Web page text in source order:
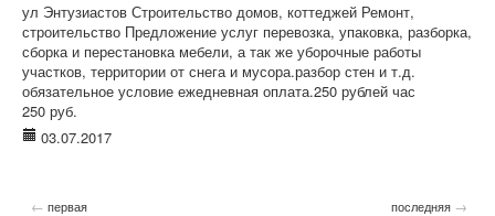
ул Энтузиастов Строительство домов, коттеджей Ремонт,
строительство Предложение услуг перевозка, упаковка, разборка,
сборка и перестановка мебели, а так же уборочные работы
участков, территории от снега и мусора.разбор стен и т.д.
обязательное условие ежедневная оплата.250 рублей час
250 руб.
03.07.2017
← первая последняя →